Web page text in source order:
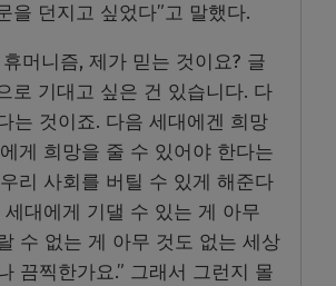
을 던지고 싶었다”고 말했다.
머니즘, 제가 믿는 것이요? 글
로 기대고 싶은 건 있습니다. 다
는 것이죠. 다음 세대에겐 희망
게 희망을 줄 수 있어야 한다는
리 사회를 버틸 수 있게 해준다
대에게 기댈 수 있는 게 아무
수 없는 게 아무 것도 없는 세상
끔찍한가요.” 그래서 그런지 몰